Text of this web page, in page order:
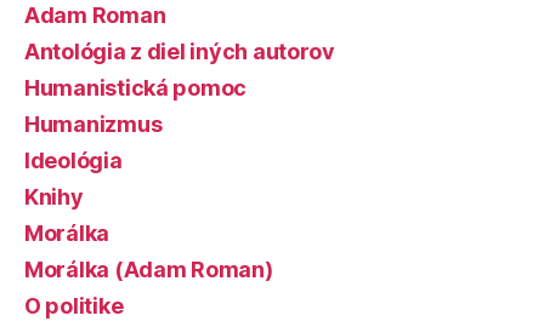
Adam Roman
Antológia z diel iných autorov
Humanistická pomoc
Humanizmus
Ideológia
Knihy
Morálka
Morálka (Adam Roman)
O politike